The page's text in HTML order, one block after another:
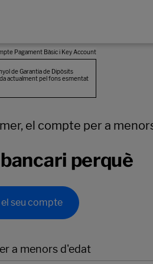
el compte per a
perquè
el seu compte
a menors d'edat